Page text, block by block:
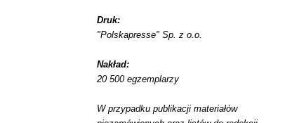
Druk:
"Polskapresse" Sp. z o.o.
Nakład:
20 500 egzemplarzy
W przypadku publikacji materiałów